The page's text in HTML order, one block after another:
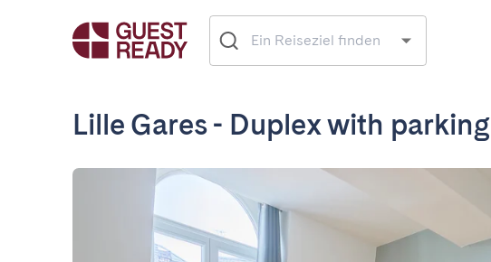
Lille Gares - Duplex with parking